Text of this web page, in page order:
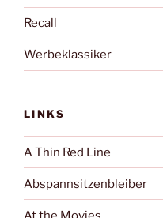
Recall
Werbeklassiker
LINKS
A Thin Red Line
Abspannsitzenbleiber